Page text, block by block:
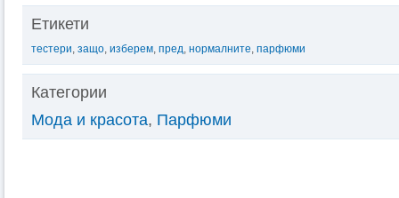
Етикети
тестери, защо, изберем, пред, нормалните, парфюми
Категории
Мода и красота, Парфюми